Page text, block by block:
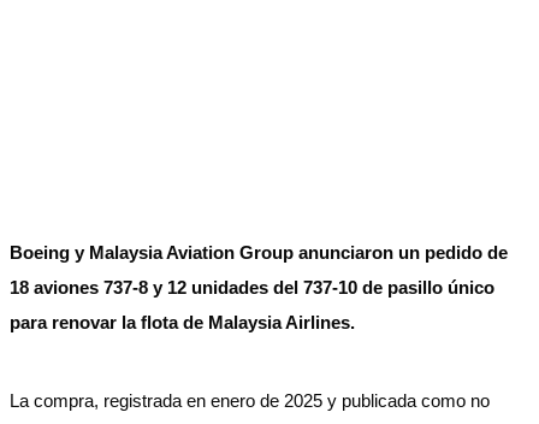
Boeing y Malaysia Aviation Group anunciaron un pedido de
18 aviones 737-8 y 12 unidades del 737-10 de pasillo único
para renovar la flota de Malaysia Airlines.
La compra, registrada en enero de 2025 y publicada como no